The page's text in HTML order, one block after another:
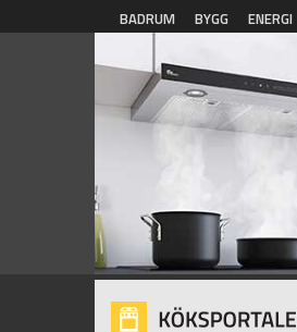
Hoppa till huvudinnehåll
BADRUM BYGG ENERGI